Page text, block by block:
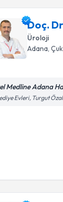
Doç.
Üroloji
Adana,
Medline Adana
Evleri, Turgut